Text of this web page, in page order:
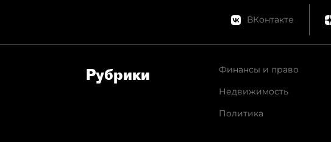
ВКонтакте
Рубрики
Финансы и право
Недвижимость
Политика